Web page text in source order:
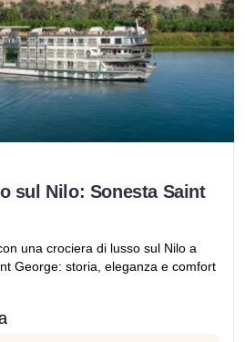
sul Nilo: Sonesta Saint
una crociera di lusso sul Nilo a
George: storia, eleganza e comfort